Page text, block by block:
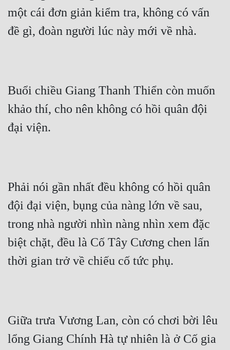
Cơ Trí
Sát Phạt Quyết Đoán
Vô Sỉ
một cái đơn giản kiểm tra, không có vấn
đề gì, đoàn người lúc này mới về nhà.
Buổi chiều Giang Thanh Thiển còn muốn
khảo thí, cho nên không có hồi quân đội
đại viện.
Phải nói gần nhất đều không có hồi quân
đội đại viện, bụng của nàng lớn về sau,
trong nhà người nhìn nàng nhìn xem đặc
biệt chặt, đều là Cố Tây Cương chen lấn
thời gian trở về chiếu cố tức phụ.
Giữa trưa Vương Lan, còn có chơi bời lêu
lổng Giang Chính Hà tự nhiên là ở Cố gia